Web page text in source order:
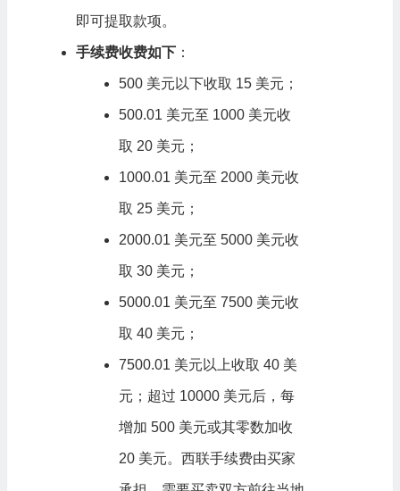
即可提取款项。
手续费收费如下：
500 美元以下收取 15 美元；
500.01 美元至 1000 美元收
取 20 美元；
1000.01 美元至 2000 美元收
取 25 美元；
2000.01 美元至 5000 美元收
取 30 美元；
5000.01 美元至 7500 美元收
取 40 美元；
7500.01 美元以上收取 40 美
元；超过 10000 美元后，每
增加 500 美元或其零数加收
20 美元。西联手续费由买家